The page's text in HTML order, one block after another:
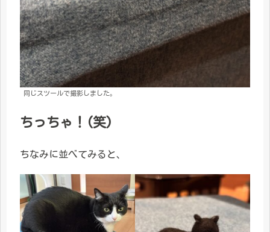
同じスツールで撮影しました。
ちっちゃ！(笑)
ちなみに並べてみると、